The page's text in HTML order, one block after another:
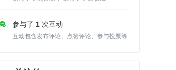
参与了 1 次互动
互动包含发布评论、点赞评论、参与投票等